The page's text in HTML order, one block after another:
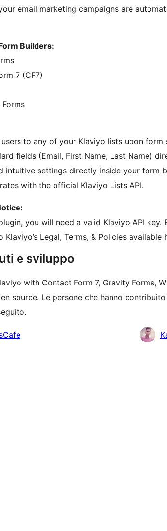
email marketing campaigns are
Builders:
7 (CF7)
to any of your Klaviyo lists upon form
fields (Email, First Name, Last Name)
intuitive settings directly inside your form
with the official Klaviyo Lists API.
you will need a valid Klaviyo API key.
Klaviyo’s Legal, Terms, & Policies
e sviluppo
with Contact Form 7, Gravity Forms,
source. Le persone che hanno